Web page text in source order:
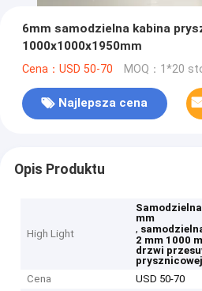
6mm samodzielna kabina
1000x1000x1950mm
Cena：USD 50-70 MOQ：1*20
Najlepsza cena
Opis Produktu
High Light
mm
,
2 mm 1000
drzwi
Cena
USD 50-70